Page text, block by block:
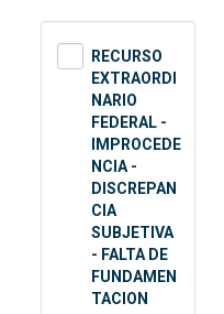
RECURSO
EXTRAORDI
NARIO
FEDERAL -
IMPROCEDE
NCIA -
DISCREPAN
CIA
SUBJETIVA
- FALTA DE
FUNDAMEN
TACION